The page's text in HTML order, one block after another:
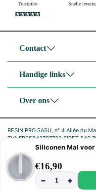
Siliconen Mal voor
€16,90
− 1 +
Trustpilot Snelle
Contact
Handige links
Over ons
RESIN PRO SASU, n° 4 Allée du
TVA FR05842797722 SIRET 842
Privacybeleid